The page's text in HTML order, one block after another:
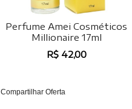
Perfume Amei Cosméticos
Millionaire 17ml
R$ 42,00
Compartilhar Oferta